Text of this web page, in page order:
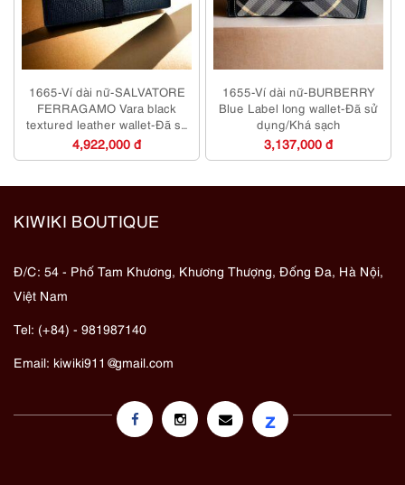
1665-Ví dài nữ-SALVATORE
FERRAGAMO Vara black
textured leather wallet-Đã sử
dụng/Khá mới
4,922,000 đ
1655-Ví dài nữ-BURBERRY
Blue Label long wallet-Đã sử
dụng/Khá sạch
3,137,000 đ
KIWIKI BOUTIQUE
Đ/C: 54 - Phố Tam Khương, Khương Thượng, Đống Đa, Hà Nội,
Việt Nam
Tel: (+84) - 981987140
Email: kiwiki911@gmail.com
z